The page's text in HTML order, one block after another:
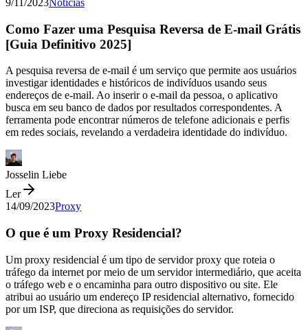
Como Fazer uma Pesquisa Reversa de E-mail Grátis
[Guia Definitivo 2025]
A pesquisa reversa de e-mail é um serviço que permite aos usuários
investigar identidades e históricos de indivíduos usando seus
endereços de e-mail. Ao inserir o e-mail da pessoa, o aplicativo
busca em seu banco de dados por resultados correspondentes. A
ferramenta pode encontrar números de telefone adicionais e perfis
em redes sociais, revelando a verdadeira identidade do indivíduo.
Josselin Liebe
Ler
14/09/2023Proxy
O que é um Proxy Residencial?
Um proxy residencial é um tipo de servidor proxy que roteia o
tráfego da internet por meio de um servidor intermediário, que aceita
o tráfego web e o encaminha para outro dispositivo ou site. Ele
atribui ao usuário um endereço IP residencial alternativo, fornecido
por um ISP, que direciona as requisições do servidor.